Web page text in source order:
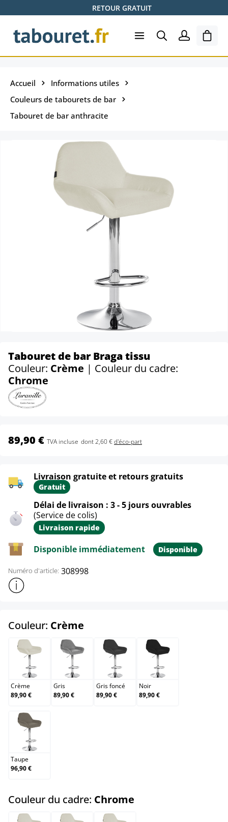
Passer au contenu principalRETOUR GRATUIT
Le
Accueil
Informations utiles
Couleurs de tabourets de bar
Tabouret de bar anthracite
Tabouret de bar Braga tissu
Couleur: Crème | Couleur du cadre:
Chrome
89,90 € TVA incluse dont 2,60 €d'éco-part
Livraison gratuite et retours gratuits
Gratuit
Délai de livraison : 3 - 5 jours ouvrables
(Service de colis)
Livraison rapide
Disponible immédiatement Disponible
Numéro d'article: 308998
Afficher plus d'informations sur le produit
Couleur: Crème
Crème
Crème
89,90 €
Gris
Gris
89,90 €
Gris foncé
Gris foncé
89,90 €
Noir
Noir
89,90 €
Taupe
Taupe
96,90 €
Couleur du cadre: Chrome